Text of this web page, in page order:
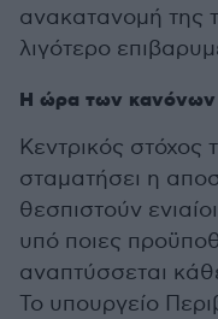
ανακατανομή της
λιγότερο
Η ώρα των κανόνων
Κεντρικός στόχος
σταματήσει η
θεσπιστούν
υπό ποιες
αναπτύσσεται
Το υπουργείο